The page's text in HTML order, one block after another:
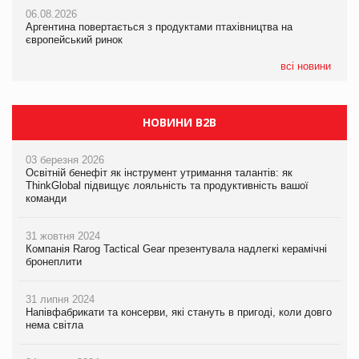
06.08.2026
Аргентина повертається з продуктами птахівництва на
європейський ринок
всі новини
Смачне поповнення дитячого меню: у VARUS з’явилися
новинки від ТМ ТОКЕРИ
06.08.2026
Аргентина повертається з продуктами птахівництва на
європейський ринок
НОВИНИ B2B
03 березня 2026
Освітній бенефіт як інструмент утримання талантів: як
ThinkGlobal підвищує лояльність та продуктивність вашої
команди
31 жовтня 2024
Компанія Rarog Tactical Gear презентувала надлегкі керамічні
бронеплити
31 липня 2024
Напівфабрикати та консерви, які стануть в пригоді, коли довго
нема світла